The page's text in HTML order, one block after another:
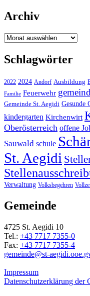
Archiv
Archiv
Schlagwörter
2022 2024 Andorf Ausbildung
Familie Feuerwehr
Gemeinde St. Aegidi Gesunde
kindergarten Kirchenwirt
Oberösterreich offene
Sauwald schule
St. Aegidi
Verwaltung Volksbegehren
Gemeinde
4725 St. Aegidi 10
Tel.: +43 7717 7355-0
Fax: +43 7717 7355-4
gemeinde@st-
Impressum
Datenschutzerklärung der